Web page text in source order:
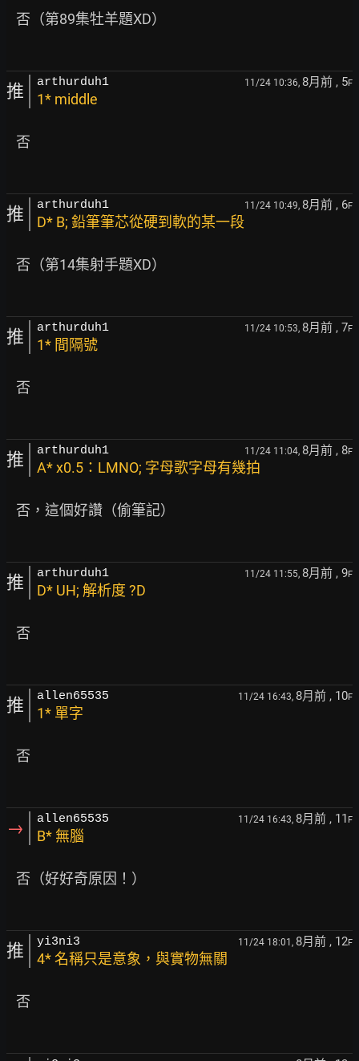
推 arthurduh1 11/24 10:36, 8月前 , 5F
1* middle
推 arthurduh1 11/24 10:49, 8月前 , 6F
D* B; 鉛筆筆芯從硬到軟的某一段
推 arthurduh1 11/24 10:53, 8月前 , 7F
1* 間隔號
推 arthurduh1 11/24 11:04, 8月前 , 8F
A* x0.5：LMNO; 字母歌字母有幾拍
推 arthurduh1 11/24 11:55, 8月前 , 9F
D* UH; 解析度 ?D
推 allen65535 11/24 16:43, 8月前 , 10F
1* 單字
→ allen65535 11/24 16:43, 8月前 , 11 F
B* 無腦
推 yi3ni3 11/24 18:01, 8月前 , 12F
4* 名稱只是意象，與實物無關